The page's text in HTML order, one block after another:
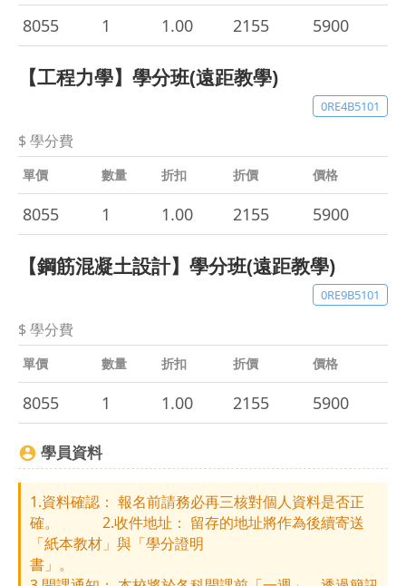
8055 1 1.00 2155 5900
【工程力學】學分班(遠距教學)
0RE4B5101
$ 學分費
單價 數量 折扣 折價 價格
8055 1 1.00 2155 5900
【鋼筋混凝土設計】學分班(遠距教學)
0RE9B5101
$ 學分費
單價 數量 折扣 折價 價格
8055 1 1.00 2155 5900
學員資料
1.資料確認： 報名前請務必再三核對個人資料是否正
確。 2.收件地址： 留存的地址將作為後續寄送
「紙本教材」與「學分證明
書」。